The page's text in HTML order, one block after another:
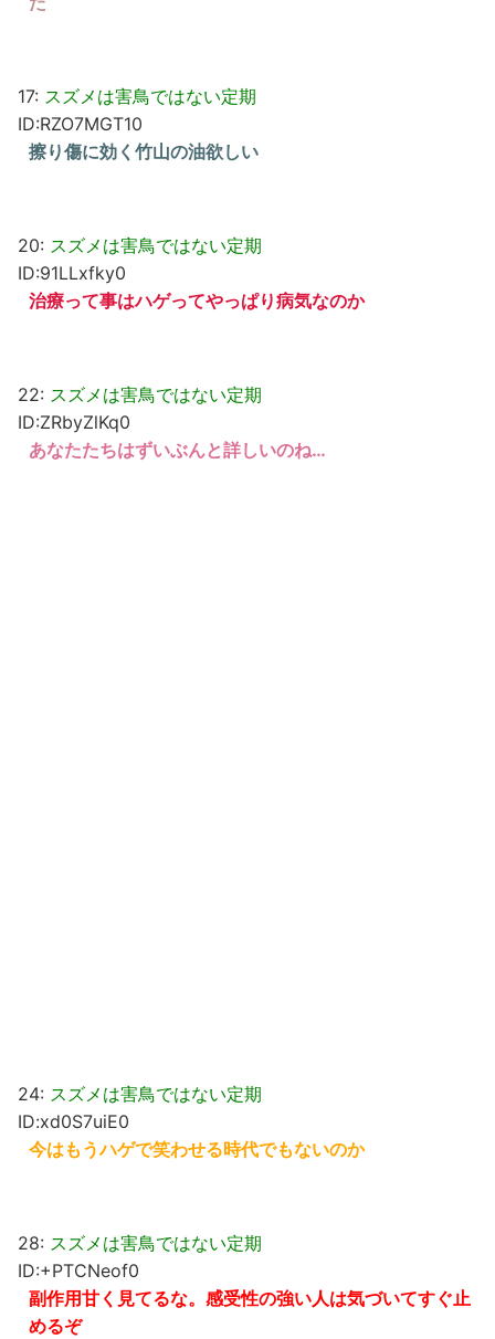
17: スズメは害鳥ではない定期
ID:RZO7MGT10
擦り傷に効く竹山の油欲しい
20: スズメは害鳥ではない定期
ID:91LLxfky0
治療って事はハゲってやっぱり病気なのか
22: スズメは害鳥ではない定期
ID:ZRbyZlKq0
あなたたちはずいぶんと詳しいのね…
24: スズメは害鳥ではない定期
ID:xd0S7uiE0
今はもうハゲで笑わせる時代でもないのか
28: スズメは害鳥ではない定期
ID:+PTCNeof0
副作用甘く見てるな。感受性の強い人は気づいてすぐ止
めるぞ